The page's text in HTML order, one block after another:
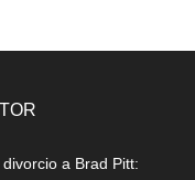
a Brad Pitt: